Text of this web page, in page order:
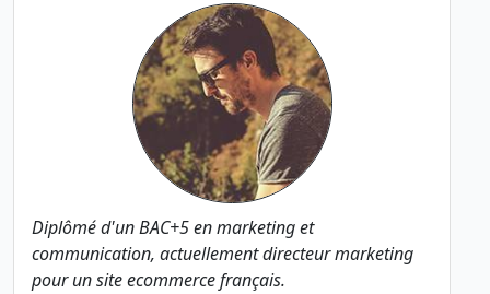
Diplômé d'un BAC+5 en marketing et
communication, actuellement directeur marketing
pour un site ecommerce français.